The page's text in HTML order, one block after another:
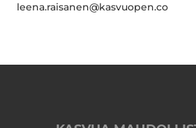
leena.raisanen@kasvuopen.co